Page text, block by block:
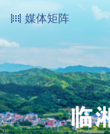
媒体矩阵